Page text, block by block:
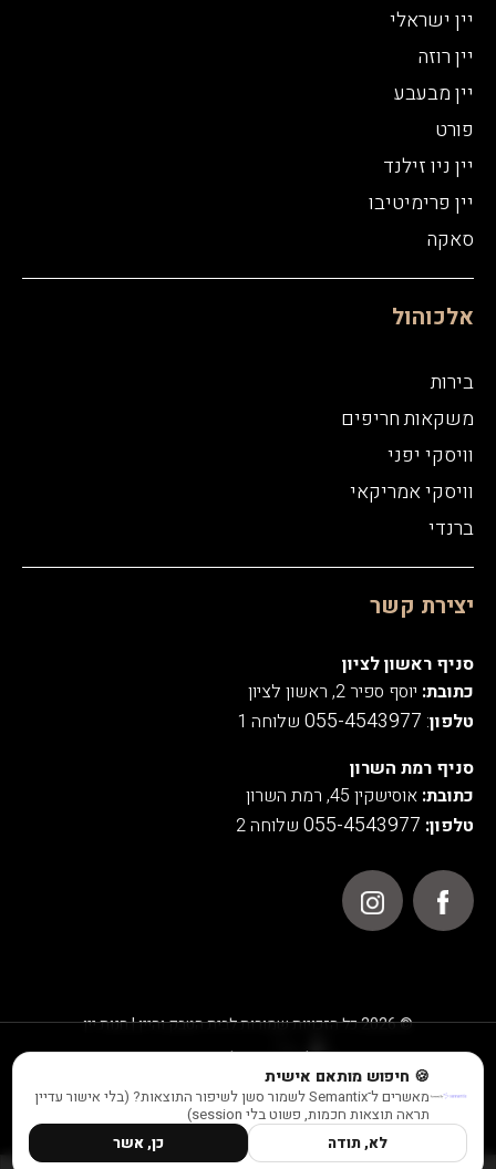
יין ישראלי
יין רוזה
יין מבעבע
פורט
יין ניו זילנד
יין פרימיטיבו
סאקה
אלכוהול
בירות
משקאות חריפים
וויסקי יפני
וויסקי אמריקאי
ברנדי
יצירת קשר
סניף ראשון לציון
כתובת: יוסף ספיר 2, ראשון לציון
טלפון:
055-4543977 שלוחה 1
סניף רמת השרון
כתובת: אוסישקין 45, רמת השרון
טלפון: 055-4543977 שלוחה 2
© 2026 כל הזכויות שמורות לבית הטבק והיין | חנות יין
POWERED BY
אנו משתמשים בעוגיות לצורך תפעול האתר, ניתוחים סטטיסטיים,
שיפור חוויית המשתמש והתוכן המוצג באתר.
למידע נוסף ראו במדיניות הפרטיות שלנו
הבנתי
🍪 חיפוש מותאם אישית
מאשרים ל־Semantix לשמור סשן לשיפור התוצאות? (בלי אישור עדיין
תראה תוצאות חכמות, פשוט בלי session)
לא, תודה
כן, אשר